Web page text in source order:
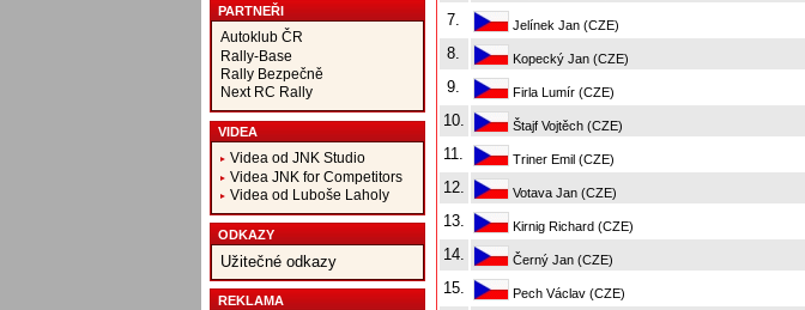
PARTNEŘI
Autoklub ČR
Rally-Base
Rally Bezpečně
Next RC Rally
VIDEA
Videa od JNK Studio
Videa JNK for Competitors
Videa od Luboše Laholy
ODKAZY
Užitečné odkazy
REKLAMA
7.
Jelínek Jan (CZE)
8.
Kopecký Jan (CZE)
9.
Firla Lumír (CZE)
10.
Štajf Vojtěch (CZE)
11.
Triner Emil (CZE)
12.
Votava Jan (CZE)
13.
Kirnig Richard (CZE)
14.
Černý Jan (CZE)
15.
Pech Václav (CZE)